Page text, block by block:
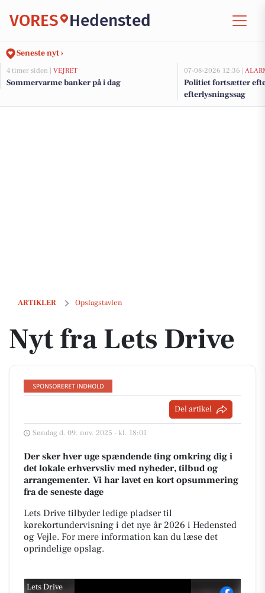
VORES Hedensted
Seneste nyt ›
4 timer siden | VEJRET
Sommervarme banker på i dag
07-08-2026 12:36 |
Politiet fortsætter
efterlysningssag
ARTIKLER Opslagstavlen
Nyt fra Lets Drive
Nyt fra Lets Drive
Del artikel
Søndag d. 09. nov. 2025 - kl. 18:01
Der sker hver uge spændende ting omkring dig i
det lokale erhvervsliv med nyheder, tilbud og
arrangementer. Vi har lavet en kort opsummering
fra de seneste dage
Lets Drive tilbyder ledige pladser til
kørekortundervisning i det nye år 2026 i Hedensted
og Vejle. For mere information kan du læse det
oprindelige opslag.
Lets Drive